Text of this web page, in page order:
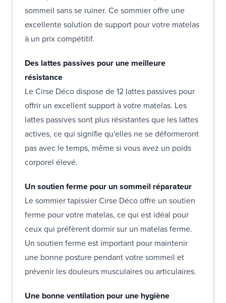
sommeil sans se ruiner. Ce sommier offre une
excellente solution de support pour votre matelas
à un prix compétitif.
Des lattes passives pour une meilleure
résistance
Le Cirse Déco dispose de 12 lattes passives pour
offrir un excellent support à votre matelas. Les
lattes passives sont plus résistantes que les lattes
actives, ce qui signifie qu'elles ne se déformeront
pas avec le temps, même si vous avez un poids
corporel élevé.
Un soutien ferme pour un sommeil réparateur
Le sommier tapissier Cirse Déco offre un soutien
ferme pour votre matelas, ce qui est idéal pour
ceux qui préfèrent dormir sur un matelas ferme.
Un soutien ferme est important pour maintenir
une bonne posture pendant votre sommeil et
prévenir les douleurs musculaires ou articulaires.
Une bonne ventilation pour une hygiène